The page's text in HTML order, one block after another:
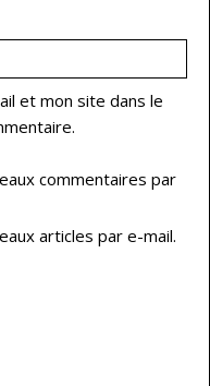
et mon site dans le
commentaires par
articles par e-mail.